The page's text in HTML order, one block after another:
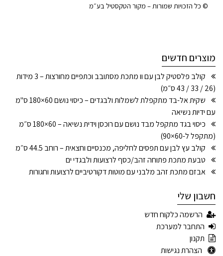
© כל הזכויות שמורות – מקור הטקסטיל בע״מ
מוצרים חדשים
קולב פלסטיק לבן עם וו מתכת מסתובב וכתפיים מחורצות – 3 מידות
(26 / 33 / 43 ס״מ)
שקית אל-בד מתקפלת לשמלות ולבגדים – כיסוי נושם 60×180 ס"מ
עם ידיות נשיאה
כיסוי בגד מתקפל מבד נושם עם רוכסן וידית נשיאה – 60×180 ס״מ
(מתקפל ל-60×90)
קולב עץ לבן עם תפסים לחליפה, מכנסיים וחצאית – רוחב 44.5 ס״מ
טבעת מתכת פתוחה זהב/כסף לרצועות ולבגדי ים
אבזם מתכת זהב מלבני עם מוטות דקורטיביים לרצועות וחגורות
חשבון שלי
הרשמה כלקוח חדש
התחבר למערכת
תקנון
הצהרת נגישות